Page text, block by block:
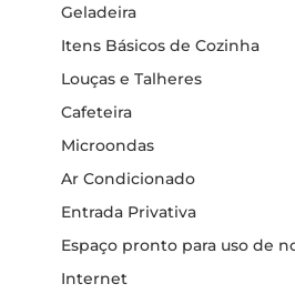
Geladeira
Itens Básicos de Cozinha
Louças e Talheres
Cafeteira
Microondas
Ar Condicionado
Entrada Privativa
Espaço pronto para uso de
Internet